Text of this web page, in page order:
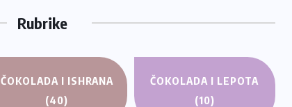
Rubrike
ČOKOLADA I ISHRANA
(40)
ČOKOLADA I LEPOTA
(10)